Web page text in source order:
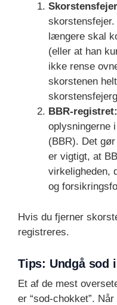
længere skal
(eller at han
ikke rense
skorstenen
BBR-registret:
oplysningerne
(BBR). Det
er vigtigt, at
virkeligheden,
og
Hvis du fjerner
registreres.
Tips: Undgå sod
Et af de mest
er “sod-chokket”.